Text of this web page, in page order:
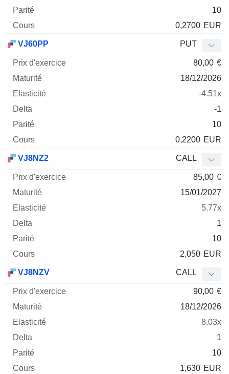
10
0,2700 EUR
VJ60PP PUT
80,00 €
18/12/2026
-4.51x
-1
10
0,2200 EUR
VJ8NZ2 CALL
85,00 €
15/01/2027
5.77x
1
10
2,050 EUR
VJ8NZV CALL
90,00 €
18/12/2026
8.03x
1
10
1,630 EUR